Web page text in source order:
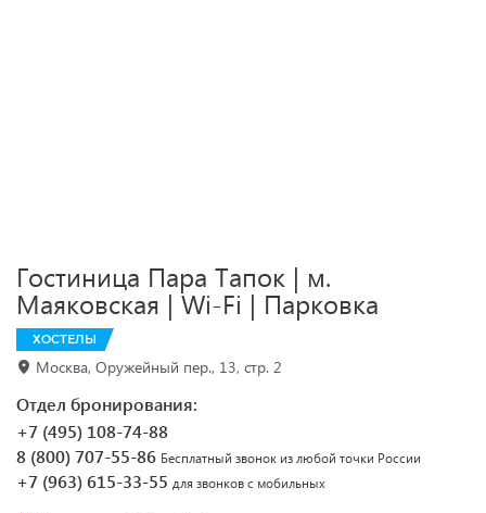
Гостиница Пара Тапок | м.
Маяковская | Wi-Fi | Парковка
ХОСТЕЛЫ
Москва, Оружейный пер., 13, стр. 2
Отдел бронирования:
+7 (495) 108-74-88
8 (800) 707-55-86 Бесплатный звонок из любой точки России
+7 (963) 615-33-55 для звонков с мобильных